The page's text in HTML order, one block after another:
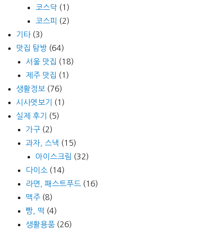
코스닥 (1)
코스피 (2)
기타(3)
맛집 탐방 (64)
서울 맛집 (18)
제주 맛집 (1)
생활정보 (76)
시사엿보기
(1)
실제 후기
(5)
가구 (2)
과자, 스낵 (15)
아이스크림 (32)
다이소 (14)
라면, 패스트푸드 (16)
맥주 (8)
빵, 떡 (4)
생활용품 (26)